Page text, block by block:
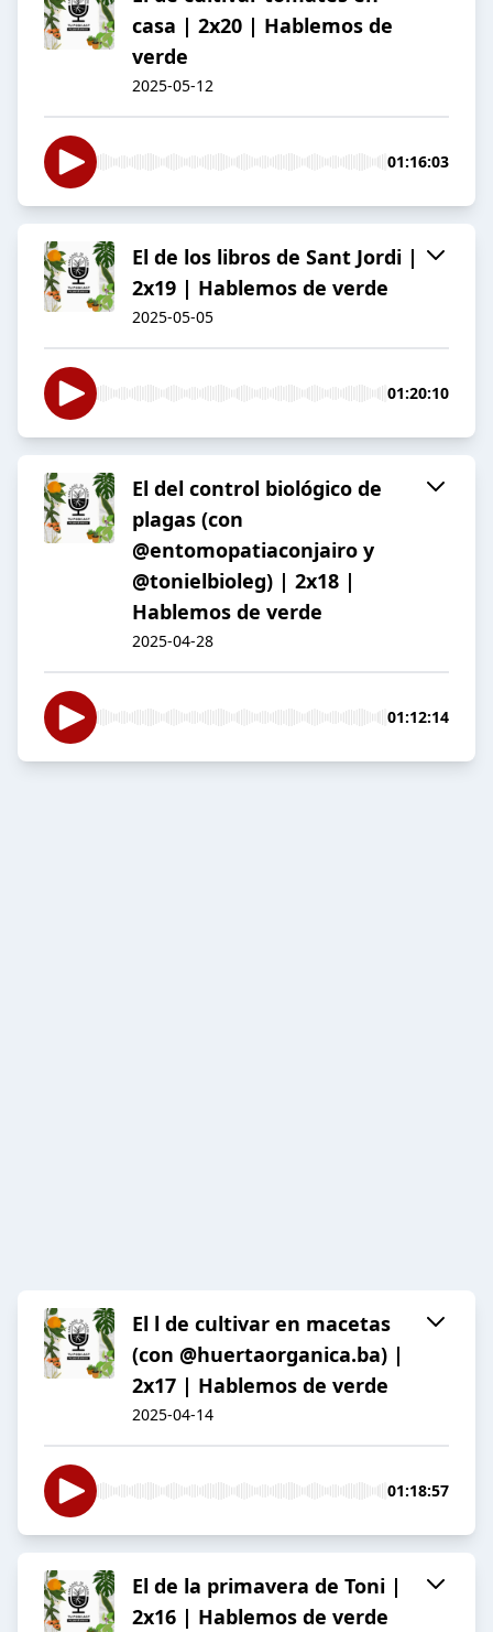
casa | 2x20 | Hablemos de
verde
2025-05-12
01:16:03
El de los libros de Sant Jordi |
2x19 | Hablemos de verde
2025-05-05
01:20:10
El del control biológico de
plagas (con
@entomopatiaconjairo y
@tonielbioleg) | 2x18 |
Hablemos de verde
2025-04-28
01:12:14
El l de cultivar en macetas
(con @huertaorganica.ba) |
2x17 | Hablemos de verde
2025-04-14
01:18:57
El de la primavera de Toni |
2x16 | Hablemos de verde